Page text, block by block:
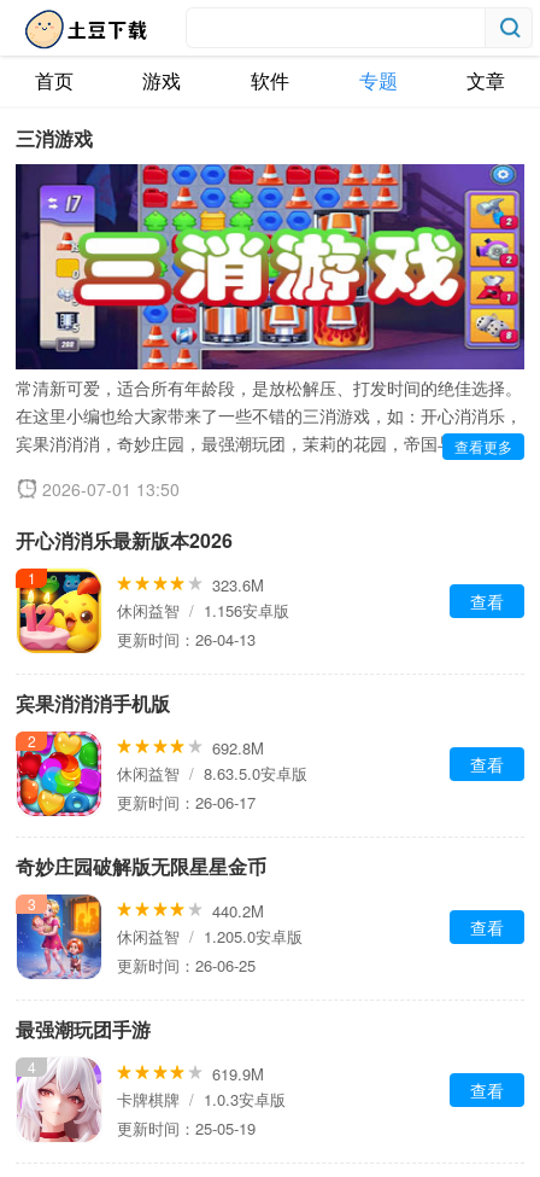
首页 游戏 软件 专题 文章
三消游戏
三消手游是一类以匹配三个相同元素消除为核心机制的休闲益智游
戏。我们通过滑动、交换图块，让三个或以上相同元素连成一线进行
消除，完成关卡目标。玩法简单上手快，但随着关卡推进，挑战性逐
渐提升，融合道具系统、闯关剧情、限时活动等，乐趣十足。画面通
常清新可爱，适合所有年龄段，是放松解压、打发时间的绝佳选择。
在这里小编也给大家带来了一些不错的三消游戏，如：开心消消乐，
宾果消消消，奇妙庄园，最强潮玩团，茉莉的花园，帝国与魔法等。
查看更多
2026-07-01 13:50
开心消消乐最新版本2026
1
323.6M
休闲益智 / 1.156安卓版
更新时间：26-04-13
查看
宾果消消消手机版
2
692.8M
休闲益智 / 8.63.5.0安卓版
更新时间：26-06-17
查看
奇妙庄园破解版无限星星金币
3
440.2M
休闲益智 / 1.205.0安卓版
更新时间：26-06-25
查看
最强潮玩团手游
4
619.9M
卡牌棋牌 / 1.0.3安卓版
更新时间：25-05-19
查看